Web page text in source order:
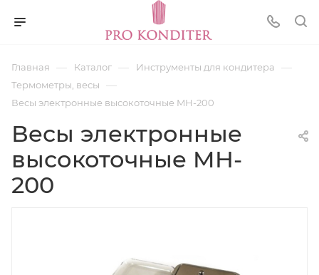
Главная — Каталог — Инструменты для кондитера —
Термометры, весы —
Весы электронные высокоточные MH-200
Весы электронные
высокоточные MH-
200